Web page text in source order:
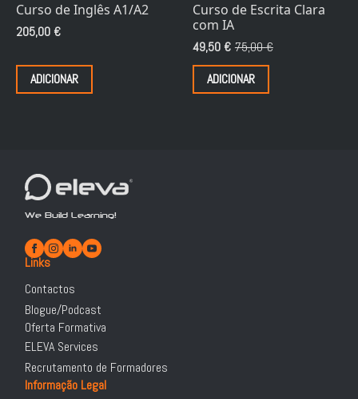
Curso de Inglês A1/A2
205,00 €
ADICIONAR
Curso de Escrita Clara
com IA
75,00€
O
preço
original
era:
49,50 €
O
preço
atual
é:
ADICIONAR
We Build Learning!
Links
Contactos
Blogue/Podcast
Oferta Formativa
ELEVA Services
Recrutamento de Formadores
Informação Legal